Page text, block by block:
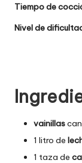
Tiempo de
Nivel de
vainillas
1 litro de
1 taza de